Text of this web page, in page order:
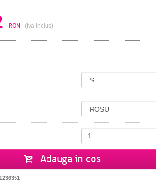
RON (tva inclus)
Adauga in cos